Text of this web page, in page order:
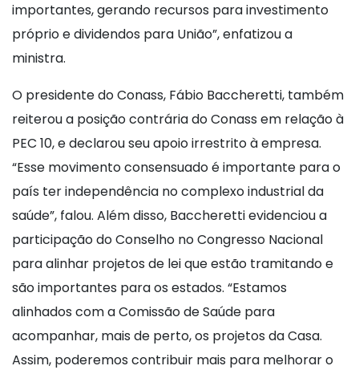
importantes, gerando recursos para investimento
próprio e dividendos para União”, enfatizou a
ministra.
O presidente do Conass, Fábio Baccheretti, também
reiterou a posição contrária do Conass em relação à
PEC 10, e declarou seu apoio irrestrito à empresa.
“Esse movimento consensuado é importante para o
país ter independência no complexo industrial da
saúde”, falou. Além disso, Baccheretti evidenciou a
participação do Conselho no Congresso Nacional
para alinhar projetos de lei que estão tramitando e
são importantes para os estados. “Estamos
alinhados com a Comissão de Saúde para
acompanhar, mais de perto, os projetos da Casa.
Assim, poderemos contribuir mais para melhorar o